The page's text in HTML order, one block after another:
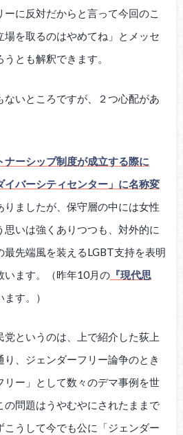
に反対だからと言って今回のこ
場を取るのはやめてね」とメッセ
とも解釈できます。
ないところですが、２つ心配があ
ナーシップ制度が成立する際に
イバーシティセンター」に名称変
りましたが、保守層の中には女性
思いは強くありつつも、対外的に
最先端風を装えるLGBT支持を表明
います。（昨年10月の『現代思
す。）
党というのは、上で紹介した荻上
り、ジェンダーフリー論争のとき
リー」として数々のデマ事例を世
の問題はうやむやにされたままで
うして今でも公に「ジェンダー